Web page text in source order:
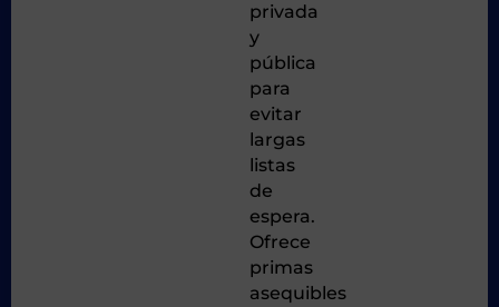
privada
y
pública
para
evitar
largas
listas
de
espera.
Ofrece
primas
asequibles